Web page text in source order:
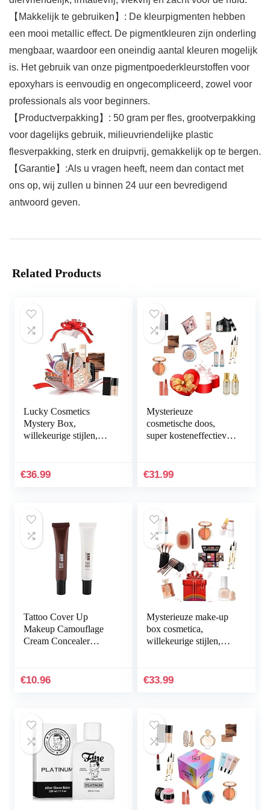
【Makkelijk te gebruiken】: De kleurpigmenten hebben
een mooi metallic effect. De pigmentkleuren zijn onderling
mengbaar, waardoor een oneindig aantal kleuren mogelijk
is. Het gebruik van onze pigmentpoederkleurstoffen voor
epoxyhars is eenvoudig en ongecompliceerd, zowel voor
professionals als voor beginners.
【Productverpakking】: 50 gram per fles, grootverpakking
voor dagelijks gebruik, milieuvriendelijke plastic
flesverpakking, sterk en druipvrij, gemakkelijk op te bergen.
【Garantie】:Als u vragen heeft, neem dan contact met
ons op, wij zullen u binnen 24 uur een bevredigend
antwoord geven.
Related Products
Lucky Cosmetics
Mystery Box,
willekeurige stijlen,
voor familie, super…
€36.99
Mysterieuze
cosmetische doos,
super kosteneffectieve,
vakantiegeschenken…
€31.99
Tattoo Cover Up
Makeup Camouflage
Cream Concealer
Concealer Hiding
€10.96
Mysterieuze make-up
box cosmetica,
willekeurige stijlen,
openen, zoals:
€33.99